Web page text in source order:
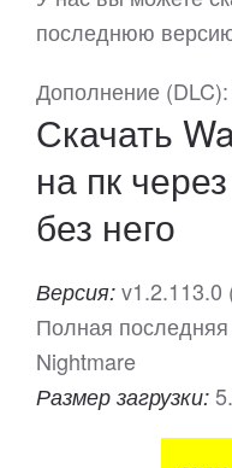
последнюю
Дополнение
Скачать
на пк
без него
Версия: v1.2.113.0
Полная
Nightmare
Размер загрузки: